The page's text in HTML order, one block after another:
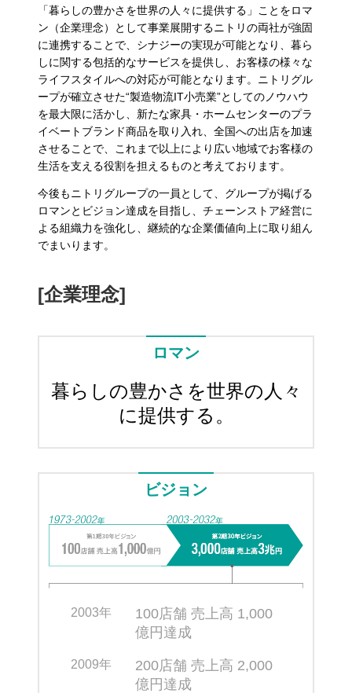
「暮らしの豊かさを世界の人々に提供する」ことをロマ
ン（企業理念）として事業展開するニトリの両社が強固
に連携することで、シナジーの実現が可能となり、暮ら
しに関する包括的なサービスを提供し、お客様の様々な
ライフスタイルへの対応が可能となります。ニトリグル
ープが確立させた“製造物流IT小売業”としてのノウハウ
を最大限に活かし、新たな家具・ホームセンターのプラ
イベートブランド商品を取り入れ、全国への出店を加速
させることで、これまで以上により広い地域でお客様の
生活を支える役割を担えるものと考えております。
今後もニトリグループの一員として、グループが掲げる
ロマンとビジョン達成を目指し、チェーンストア経営に
よる組織力を強化し、継続的な企業価値向上に取り組ん
でまいります。
[企業理念]
ロマン
暮らしの豊かさを世界の人々
に提供する。
ビジョン
2003年
100店舗 売上高 1,000
億円達成
2009年
200店舗 売上高 2,000
億円達成